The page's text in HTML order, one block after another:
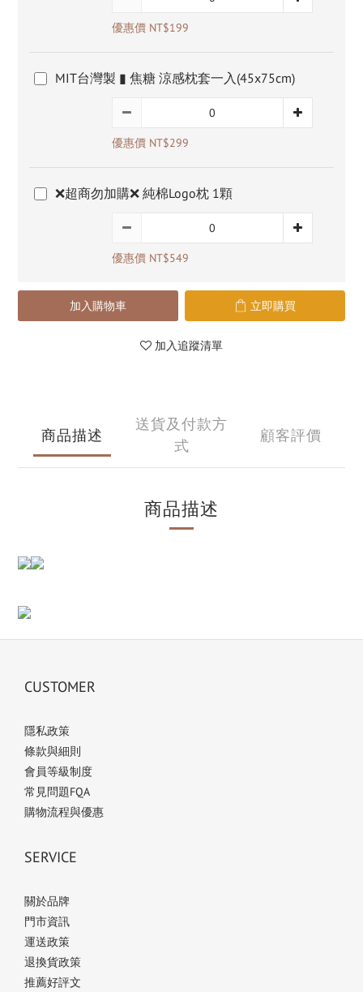
優惠價 NT$199
MIT台灣製 ▮ 焦糖 涼感枕套一入(45x75cm)
優惠價 NT$299
❌超商勿加購❌ 純棉Logo枕 1顆
優惠價 NT$549
加入購物車 立即購買
加入追蹤清單
商品描述
送貨及付款方
式
顧客評價
商品描述
CUSTOMER
隱私政策
條款與細則
會員等級制度
常見問題FQA
購物流程與優惠
SERVICE
關於品牌
門市資訊
運送政策
退換貨政策
推薦好評文